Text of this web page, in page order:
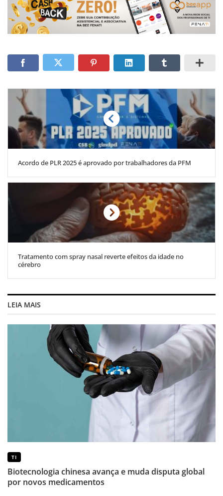
Acordo de PLR 2025 é aprovado por trabalhadores da PFM
Tratamento com spray nasal reverte efeitos da idade no
cérebro
LEIA MAIS
TI
Biotecnologia chinesa avança e muda disputa global
por novos medicamentos